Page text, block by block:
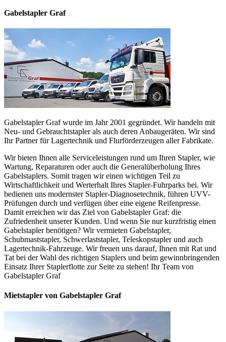
Gabelstapler Graf
Gabelstapler Graf wurde im Jahr 2001 gegründet. Wir handeln mit
Neu- und Gebrauchtstapler als auch deren Anbaugeräten. Wir sind
Ihr Partner für Lagertechnik und Flurförderzeugen aller Fabrikate.
Wir bieten Ihnen alle Serviceleistungen rund um Ihren Stapler, wie
Wartung, Reparaturen oder auch die Generalüberholung Ihres
Gabelstaplers. Somit tragen wir einen wichtigen Teil zu
Wirtschaftlichkeit und Werterhalt Ihres Stapler-Fuhrparks bei. Wir
bedienen uns modernster Stapler-Diagnosetechnik, führen UVV-
Prüfungen durch und verfügen über eine eigene Reifenpresse.
Damit erreichen wir das Ziel von Gabelstapler Graf: die
Zufriedenheit unserer Kunden. Und wenn Sie nur kurzfristig einen
Gabelstapler benötigen? Wir vermieten Gabelstapler,
Schubmaststapler, Schwerlaststapler, Teleskopstapler und auch
Lagertechnik-Fahrzeuge. Wir freuen uns darauf, Ihnen mit Rat und
Tat bei der Wahl des richtigen Staplers und beim gewinnbringenden
Einsatz Ihrer Staplerflotte zur Seite zu stehen! Ihr Team von
Gabelstapler Graf
Mietstapler von Gabelstapler Graf